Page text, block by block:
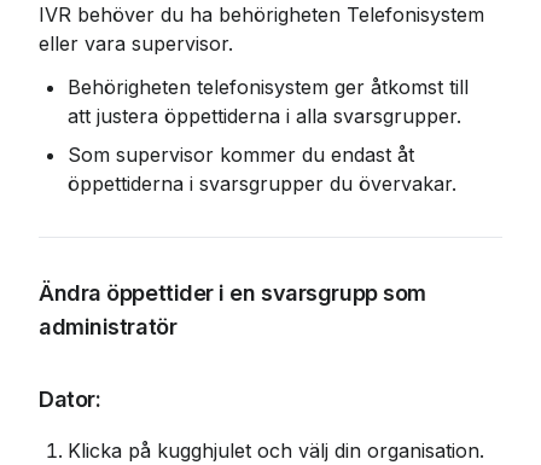
IVR behöver du ha behörigheten Telefonisystem
eller vara supervisor.
Behörigheten telefonisystem ger åtkomst till
att justera öppettiderna i alla svarsgrupper.
Som supervisor kommer du endast åt
öppettiderna i svarsgrupper du övervakar.
Ändra öppettider i en svarsgrupp som
administratör
Dator:
Klicka på kugghjulet och välj din organisation.